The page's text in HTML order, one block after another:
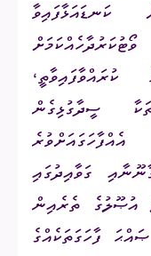
ސީދާގުޅިގެން
ގަވާއިދުގައި
އުޞޫލުގެ ތެރެއިން
ފާހަގަތަކެއްގެ